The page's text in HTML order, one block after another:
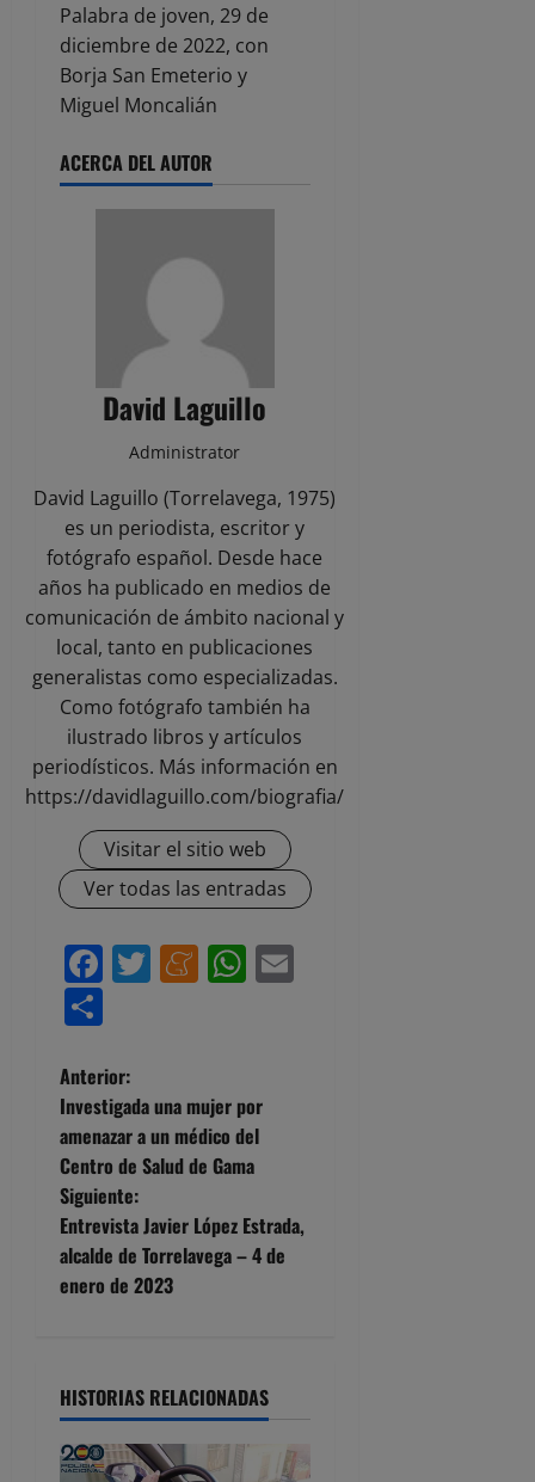
Palabra de joven, 29 de
diciembre de 2022, con
Borja San Emeterio y
Miguel Moncalián
ACERCA DEL AUTOR
David Laguillo
Administrator
David Laguillo (Torrelavega, 1975)
es un periodista, escritor y
fotógrafo español. Desde hace
años ha publicado en medios de
comunicación de ámbito nacional y
local, tanto en publicaciones
generalistas como especializadas.
Como fotógrafo también ha
ilustrado libros y artículos
periodísticos. Más información en
https://davidlaguillo.com/biografia/
Visitar el sitio web
Ver todas las entradas
Facebook
Twitter
Meneame
WhatsApp
N
a
v
e
g
c
i
Anterior:
Investigada una mujer por
amenazar a un médico del
Centro de Salud de Gama
Siguiente:
Entrevista Javier López Estrada,
alcalde de Torrelavega – 4 de
enero de 2023
HISTORIAS RELACIONADAS